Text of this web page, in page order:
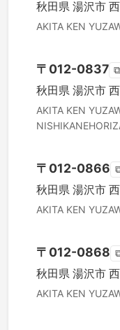
秋田県 湯沢市
AKITA KEN
〒 012-0837 ⧉
秋田県 湯沢市
AKITA KEN
〒 012-0866
秋田県 湯沢市
AKITA KEN
〒 012-0868
秋田県 湯沢市
AKITA KEN